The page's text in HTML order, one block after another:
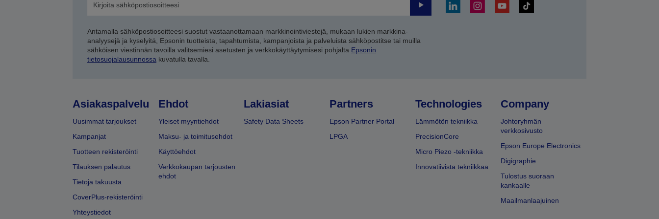
Lähetä
Antamalla sähköpostiosoitteesi suostut vastaanottamaan markkinointiviestejä, mukaan lukien markkina-
analyysejä ja kyselyitä, Epsonin tuotteista, tapahtumista, kampanjoista ja palveluista sähköpostitse tai muilla
sähköisen viestinnän tavoilla valitsemiesi asetusten ja verkkokäyttäytymisesi pohjalta Epsonin
tietosuojalausunnossakuvatulla tavalla.
Asiakaspalvelu
Uusimmat tarjoukset
Kampanjat
Tuotteen rekisteröinti
Tilauksen palautus
Tietoja takuusta
CoverPlus-rekisteröinti
Yhteystiedot
Ehdot
Yleiset myyntiehdot
Maksu- ja toimitusehdot
Käyttöehdot
Verkkokaupan tarjousten
ehdot
Lakiasiat
Safety Data Sheets
Partners
Epson Partner Portal
LPGA
Technologies
Lämmötön tekniikka
PrecisionCore
Micro Piezo -tekniikka
Innovatiivista tekniikkaa
Company
Johtoryhmän
verkkosivusto
Epson Europe Electronics
Digigraphie
Tulostus suoraan
kankaalle
Maailmanlaajuinen